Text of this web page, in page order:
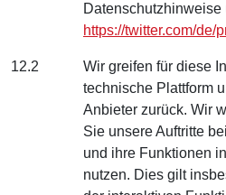
Datenschutzhinweise
https://twitter.com/de/
12.2
Wir greifen für diese
technische Plattform
Anbieter zurück. Wir
Sie unsere Auftritte
und ihre Funktionen
nutzen. Dies gilt